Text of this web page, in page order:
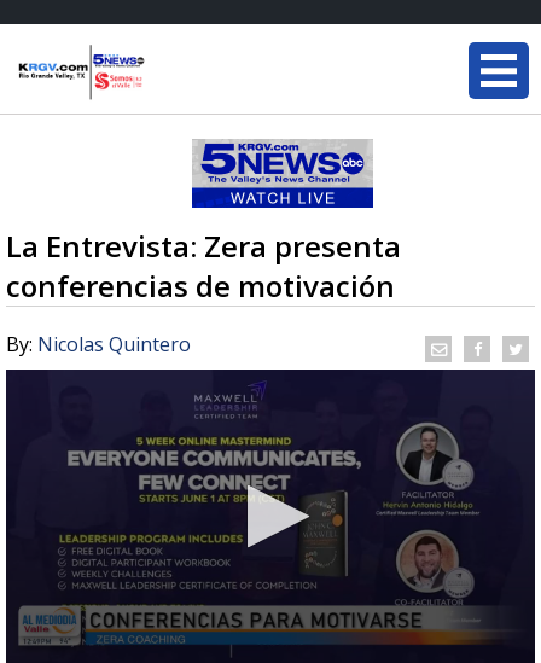
La Entrevista: Zera presenta
conferencias de motivación
By: Nicolas Quintero